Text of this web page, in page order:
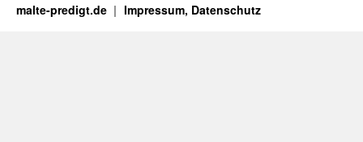
malte-predigt.de Impressum, Datenschutz